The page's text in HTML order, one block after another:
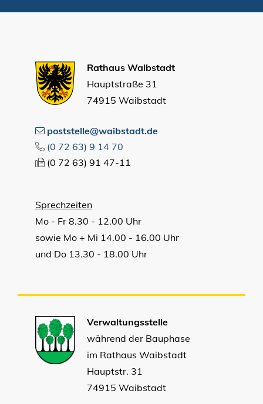
Rathaus Waibstadt
Hauptstraße 31
74915 Waibstadt
poststelle@waibstadt.de
(0 72 63) 9 14 70
(0 72 63) 91 47-11
Sprechzeiten
Mo - Fr 8.30 - 12.00 Uhr
sowie Mo + Mi 14.00 - 16.00 Uhr
und Do 13.30 - 18.00 Uhr
Verwaltungsstelle
während der Bauphase
im Rathaus Waibstadt
Hauptstr. 31
74915 Waibstadt